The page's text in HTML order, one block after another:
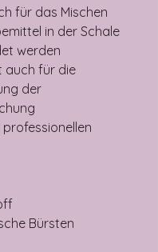
für das Mischen
in der Schale
werden
auch für die
der
Bürsten